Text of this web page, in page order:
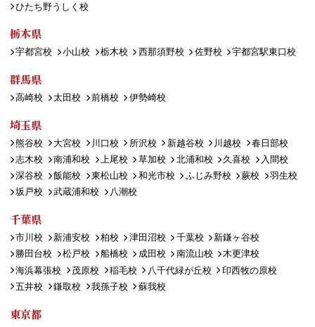
ひたち野うしく校
栃木県
宇都宮校 小山校 栃木校 西那須野校 佐野校 宇都宮駅東口校
群馬県
高崎校 太田校 前橋校 伊勢崎校
埼玉県
熊谷校 大宮校 川口校 所沢校 新越谷校 川越校
春日部校
志木校
南浦和校 上尾校 草加校 北浦和校 久喜校
入間校
深谷校
飯能校 東松山校 和光市校 ふじみ野校 蕨校
羽生校
坂戸校
武蔵浦和校 八潮校
千葉県
市川校 新浦安校 柏校 津田沼校 千葉校
新鎌ヶ谷校
勝田台校
松戸校 船橋校 成田校 南流山校
木更津校
海浜幕張校
茂原校 稲毛校 八千代緑が丘校
印西牧の原校
五井校
鎌取校 我孫子校 蘇我校
東京都